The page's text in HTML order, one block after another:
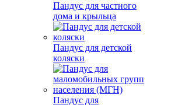
Пандус для частного
дома и крыльца
Пандус для детской
коляски
Пандус для